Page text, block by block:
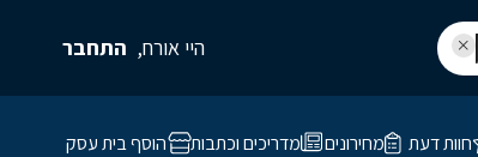
היי אורח, התחבר
חוות דעת מחירונים מדריכים וכתבות הוסף בית עסק